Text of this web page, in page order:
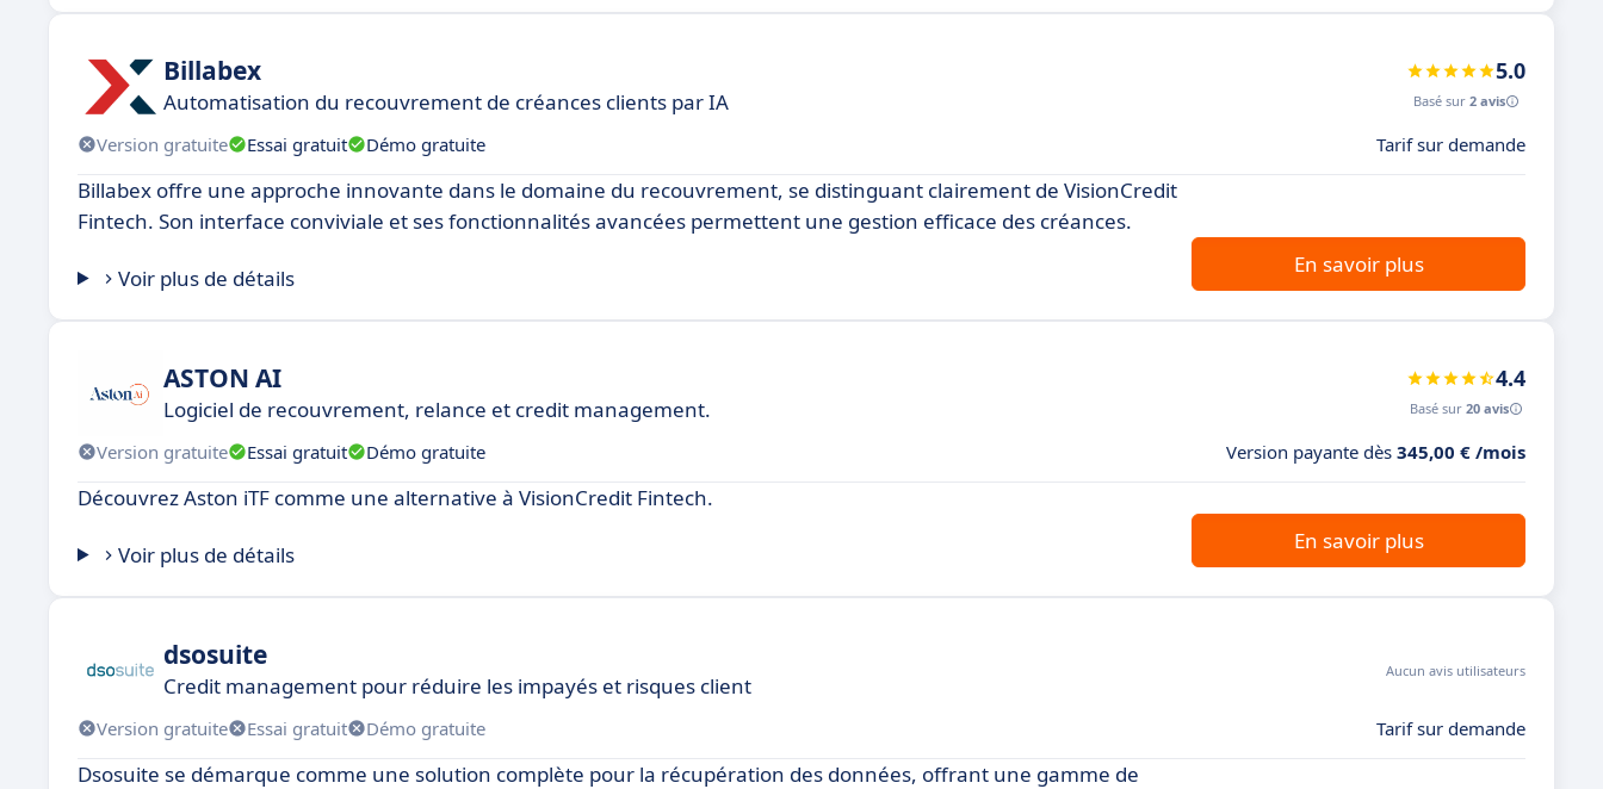
Billabex
Automatisation du recouvrement de créances clients par IA
5.0
Basé sur 2 avis
Version gratuite Essai gratuit Démo gratuite Tarif sur demande
Billabex offre une approche innovante dans le domaine du recouvrement, se distinguant clairement de VisionCredit
Fintech. Son interface conviviale et ses fonctionnalités avancées permettent une gestion efficace des créances.
Voir plus de détails
En savoir plus
ASTON AI
Logiciel de recouvrement, relance et credit management.
4.4
Basé sur 20 avis
Version gratuite Essai gratuit Démo gratuite Version payante dès 345,00 € /mois
Découvrez Aston iTF comme une alternative à VisionCredit Fintech.
Voir plus de détails
En savoir plus
dsosuite
Credit management pour réduire les impayés et risques client
Aucun avis utilisateurs
Version gratuite Essai gratuit Démo gratuite Tarif sur demande
Dsosuite se démarque comme une solution complète pour la récupération des données, offrant une gamme de